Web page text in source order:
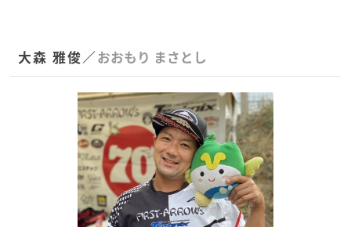
大森 雅俊／おおもり まさとし